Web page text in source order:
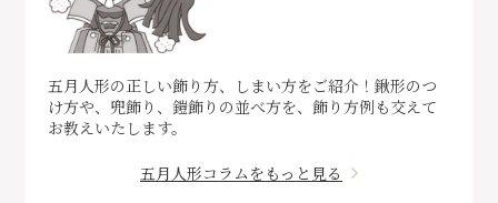
五月人形の正しい飾り方、しまい方をご紹介！鍬形のつ
け方や、兜飾り、鎧飾りの並べ方を、飾り方例も交えて
お教えいたします。
五月人形コラムをもっと見る